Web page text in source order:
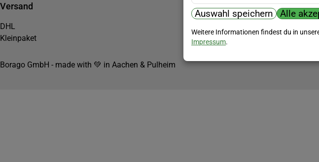
Versand
DHL
Kleinpaket
Borago GmbH - made with 💚 in Aachen & Pulheim
Auswahl speichern Alle
Weitere Informationen findest du in
Impressum.